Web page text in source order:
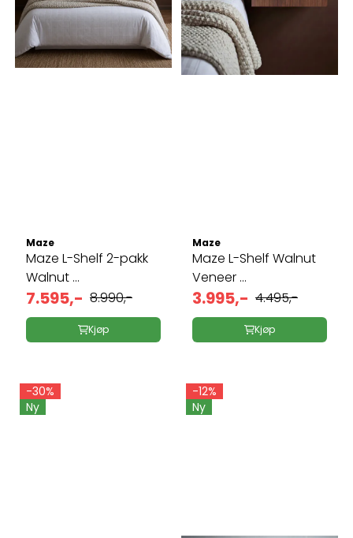
Maze
Maze L-Shelf 2-pakk
Walnut ...
7.595,- 8.990,-
Kjøp
Maze
Maze L-Shelf Walnut
Veneer ...
3.995,- 4.495,-
Kjøp
-30%
Ny
-12%
Ny